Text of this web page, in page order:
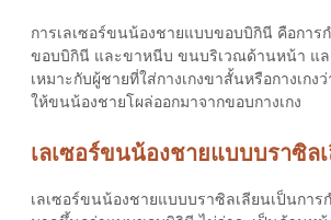
การเลเซอร์ขนน้องชายแบบขอบบิกินี คือการ
ขอบบิกินี และขาหนีบ ขนบริเวณด้านหน้า แล
เหมาะกับผู้ชายที่ใส่กางเกงขาสั้นหรือกางเกง
ให้ขนน้องชายโผล่ออกมาจากขอบกางเกง
เลเซอร์ขนน้องชายแบบบราซิล
เลเซอร์ขนน้องชายแบบบราซิลเลียนเป็นกา